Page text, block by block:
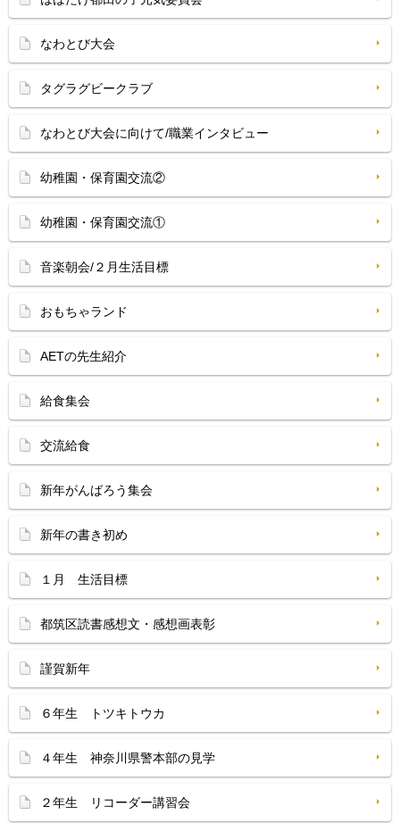
なわとび大会
タグラグビークラブ
なわとび大会に向けて/職業インタビュー
幼稚園・保育園交流②
幼稚園・保育園交流①
音楽朝会/２月生活目標
おもちゃランド
AETの先生紹介
給食集会
交流給食
新年がんばろう集会
新年の書き初め
１月 生活目標
都筑区読書感想文・感想画表彰
謹賀新年
６年生 トツキトウカ
４年生 神奈川県警本部の見学
２年生 リコーダー講習会